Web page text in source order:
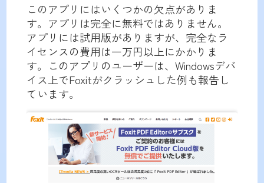
このアプリにはいくつかの欠点がありま
す。アプリは完全に無料ではありません。
アプリには試用版がありますが、完全なラ
イセンスの費用は一万円以上にかかりま
す。このアプリのユーザーは、Windowsデバ
イス上でFoxitがクラッシュした例も報告し
ています。